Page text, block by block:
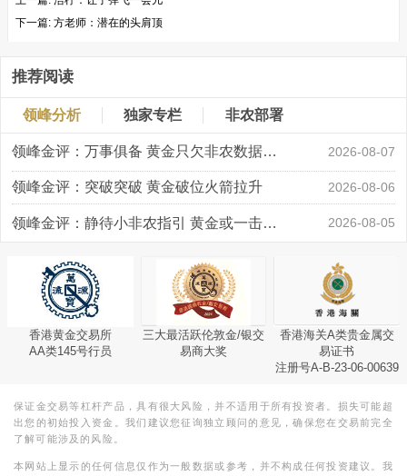
下一篇: 方老师：潜在的头肩顶
推荐阅读
领峰分析 独家专栏 非农部署
领峰金评：万事俱备 黄金只欠非农数据“东风” 2026-08-07
领峰金评：突破突破 黄金破位火箭拉升 2026-08-06
领峰金评：静待小非农指引 黄金或一击破局 2026-08-05
香港黄金交易所
AA类145号行员
三大最活跃伦敦金/银交
易商大奖
香港海关A类贵金属交
易证书
注册号A-B-23-06-00639
保证金交易等杠杆产品，具有很大风险，并不适用于所有投资者。损失可能超
出您的初始投入资金。我们建议您征询独立顾问的意见，确保您在交易前完全
了解可能涉及的风险。
本网站上显示的任何信息仅作为一般数据或参考，并不构成任何投资建议。我